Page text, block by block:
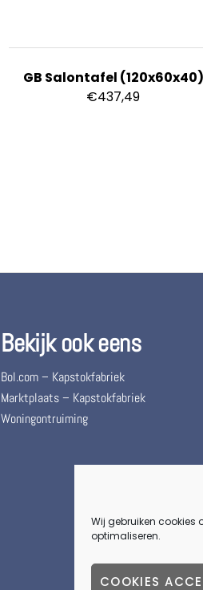
Wij gebruiken cookies
optimaliseren.
COOKIES
GB Salontafel (120x60x40)
€437,49
Bekijk ook eens
Bol.com – Kapstokfabriek
Marktplaats – Kapstokfabriek
Woningontruiming